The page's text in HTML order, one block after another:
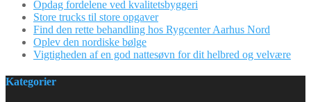
Opdag fordelene ved kvalitetsbyggeri
Store trucks til store opgaver
Find den rette behandling hos Rygcenter Aarhus Nord
Oplev den nordiske bølge
Vigtigheden af en god nattesøvn for dit helbred og velvære
Kategorier